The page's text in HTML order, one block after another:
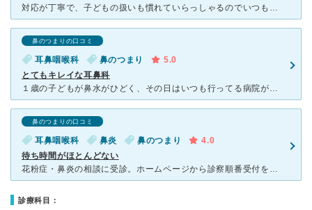
対応が丁寧で、子どもの扱いも慣れていらっしゃるのでいつもお世話になってます。 子どもが診察前にぐずっていると気づいたスタッフさんが話しかけてくれたり、終わった後に頑張ったねとたくさん褒めてくれます。
鼻のつまりの口コミ
耳鼻咽喉科 鼻のつまり
5.0
とてもキレイな耳鼻科
１歳の子どもが鼻水がひどく、その日はいつも行ってる病院が休みでしたのでネットで調べて直接この病院へ行きました。ネットで予約も出来るようでしたがもういっぱいとのこと。 ここ数年のうちに出来たのでしょう
鼻のつまりの口コミ
耳鼻咽喉科 鼻炎 鼻のつまり
4.0
待ち時間がほとんどない
花粉症・鼻炎の相談に受診。ホームページから診察順番受付をして来院。ほとんど待ち時間がなかったです。新しい医院で清潔感があり、トイレもキレイでした。絵本やキッズスペースもあり、お子さんの受診にもおすすめ
診療科目：